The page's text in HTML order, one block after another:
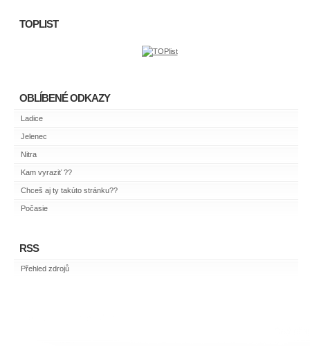
TOPLIST
OBLÍBENÉ ODKAZY
Ladice
Jelenec
Nitra
Kam vyraziť ??
Chceš aj ty takúto stránku??
Počasie
RSS
Přehled zdrojů